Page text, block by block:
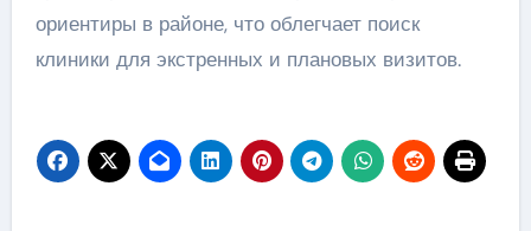
ориентиры в районе, что облегчает поиск
клиники для экстренных и плановых визитов.